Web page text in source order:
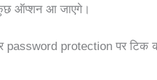
ऑप्शन आ जाएगे।
password protection पर टिक